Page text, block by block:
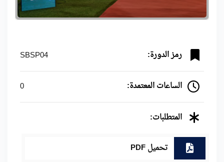
رمز الدورة: SBSP04
الساعات المعتمدة: 0
المتطلبات:
تحميل PDF